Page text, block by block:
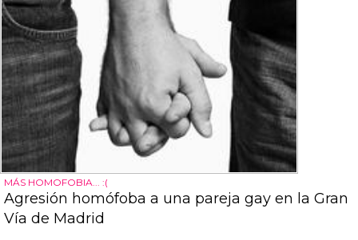
MÁS HOMOFOBIA... :(
Agresión homófoba a una pareja gay en la Gran
Vía de Madrid